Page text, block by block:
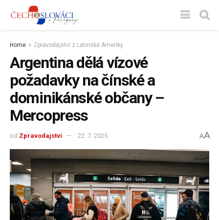
Home Zpravodajství z Latinské Ameriky
Argentina dělá vízové
požadavky na čínské a
dominikánské občany –
Mercopress
od Zpravodajství 22. 7. 2025 AA